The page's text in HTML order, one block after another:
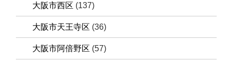
大阪市西区 (137)
大阪市天王寺区 (36)
大阪市阿倍野区 (57)